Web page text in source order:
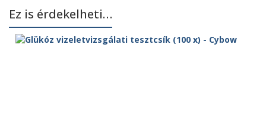
Ez is érdekelheti…